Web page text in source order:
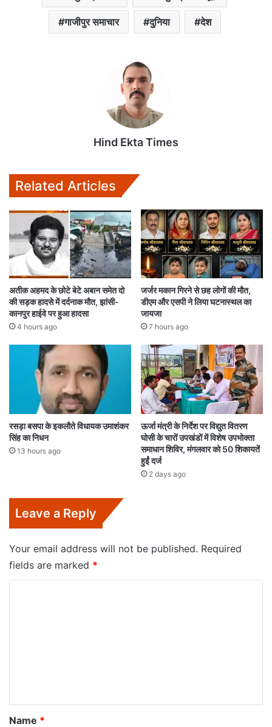
गाजीपुर समाचार दुनिया देश
Hind Ekta Times
Related Articles
अतीक अहमद के छोटे बेटे अबान समेत दो
की सड़क हादसे में दर्दनाक मौत, झांसी-
कानपुर हाईवे पर हुआ हादसा
4 hours ago
जर्जर मकान गिरने से छह लोगों की मौत,
डीएम और एसपी ने लिया घटनास्थल का
जायजा
7 hours ago
रसड़ा बसपा के इकलौते विधायक उमाशंकर
सिंह का निधन
13 hours ago
ऊर्जा मंत्री के निर्देश पर विद्युत वितरण
घोसी के चारों उपखंडों में विशेष उपभोक्ता
समाधान शिविर, मंगलवार को 50 शिकायतें
हुईं दर्ज
2 days ago
Leave a Reply
Your email address will not be published. Required
fields are marked *
*
Name *